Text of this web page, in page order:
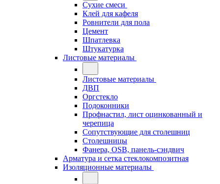
Сухие смеси
Клей для кафеля
Ровнители для пола
Цемент
Шпатлевка
Штукатурка
Листовые материалы
Листовые материалы
ДВП
Оргстекло
Подоконники
Профнастил, лист оцинкованный и
черепица
Сопутствующие для столешниц
Столешницы
Фанера, OSB, панель-сэндвич
Арматура и сетка стеклокомпозитная
Изоляционные материалы